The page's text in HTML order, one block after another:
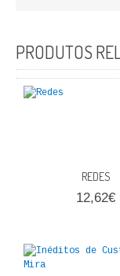
FICÇÃO E
NOVA
POESIA E
PRODUTOS
REDES
12,62€